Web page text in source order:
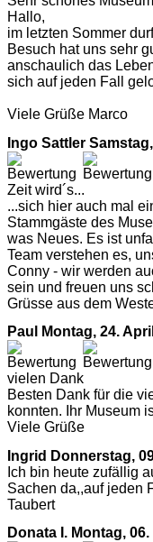
Hallo,
im letzten Sommer
Besuch hat uns sehr
anschaulich das
sich auf jeden Fall
Viele Grüße Marco
Ingo Sattler
Zeit wird´s...
...sich hier auch mal
Stammgäste des
was Neues. Es ist
Team verstehen es,
Conny - wir werden
sein und freuen uns
Grüsse aus dem
Paul
Montag, 24.
vielen Dank
Besten Dank für die
konnten. Ihr Museum
Viele Grüße
Ingrid Donnerstag,
Ich bin heute zufällig
Sachen da,,auf jeden
Taubert
Donata I. Montag,